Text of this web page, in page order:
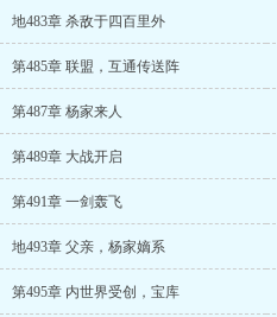
地483章 杀敌于四百里外
第485章 联盟，互通传送阵
第487章 杨家来人
第489章 大战开启
第491章 一剑轰飞
地493章 父亲，杨家嫡系
第495章 内世界受创，宝库